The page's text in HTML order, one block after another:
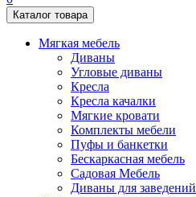
Каталог товара
Мягкая мебель
Диваны
Угловые диваны
Кресла
Кресла качалки
Мягкие кровати
Комплекты мебели
Пуфы и банкетки
Бескаркасная мебель
Садовая Мебель
Диваны для заведений